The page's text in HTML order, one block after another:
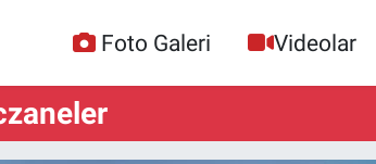
Foto Galeri Videolar